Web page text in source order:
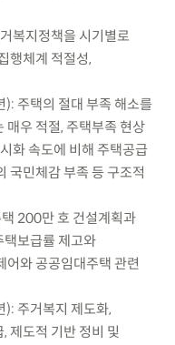
복지정책을 시기별로
행체계 적절성,
주택의 절대 부족 해소를
매우 적절, 주택부족 현상
화 속도에 비해 주택공급
국민체감 부족 등 구조적
200만 호 건설계획과
택보급률 제고와
어와 공공임대주택 관련
주거복지 제도화,
제도적 기반 정비 및